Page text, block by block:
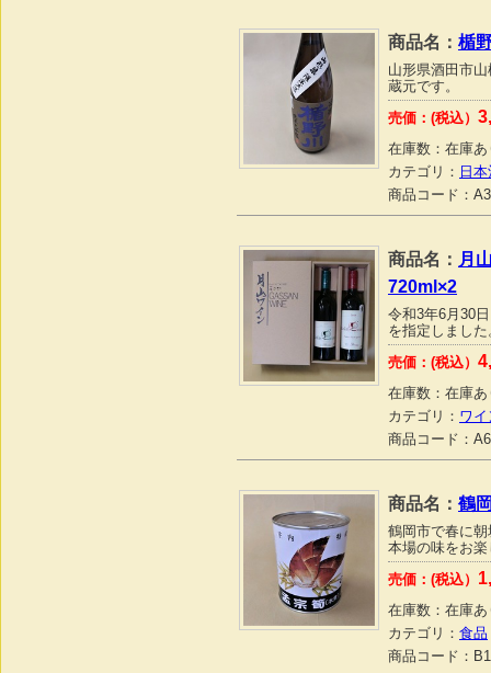
商品名： 楯
山形県酒田市
蔵元です。
売価：(税込）
在庫数： 在庫あ
カテゴリ： 日
商品コード：
商品名： 月
720ml×2
令和3年6月30
を指定しました
売価：(税込）
在庫数： 在庫あ
カテゴリ： ワイ
商品コード：
商品名： 鶴
鶴岡市で春に
本場の味をお
売価：(税込）
在庫数： 在庫あ
カテゴリ： 食品
商品コード：